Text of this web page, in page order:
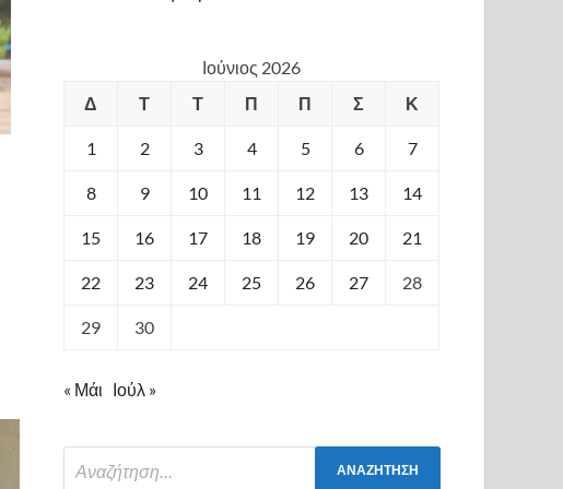
Ιούνιος 2026
Δ
Τ Τ Π Π Σ Κ
1 2 3 4 5 6 7
8 9 10 11 12 13 14
15 16 17 18 19 20 21
22 23 24 25 26 27 28
29 30
« Μάι Ιούλ »